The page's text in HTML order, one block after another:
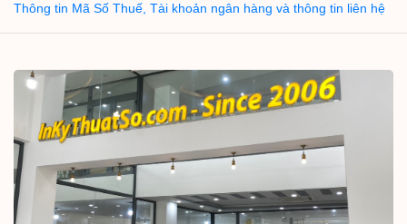
Thông tin Mã Số Thuế, Tài khoản ngân hàng và thông tin liên hệ